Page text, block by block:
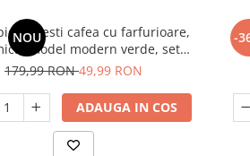
NOUcesti cafea cu farfurioare,
model modern verde, set
complet ceai/cafea
179,99 RON49,99 RON
ADAUGA IN COS
-